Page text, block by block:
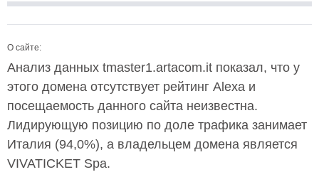
О сайте:
Анализ данных tmaster1.artacom.it показал, что у
этого домена отсутствует рейтинг Alexa и
посещаемость данного сайта неизвестна.
Лидирующую позицию по доле трафика занимает
Италия (94,0%), а владельцем домена является
VIVATICKET Spa.